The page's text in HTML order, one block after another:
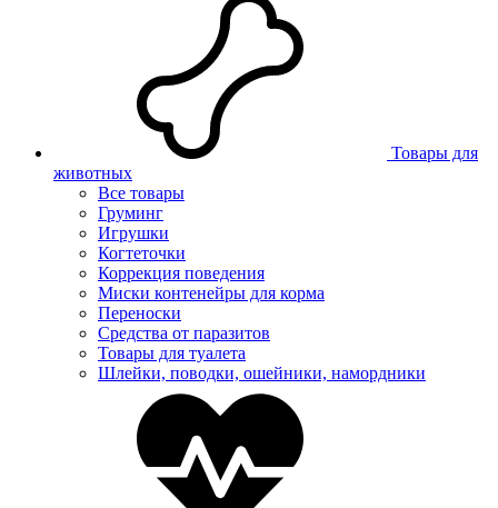
Товары для
животных
Все товары
Груминг
Игрушки
Когтеточки
Коррекция поведения
Миски контенейры для корма
Переноски
Средства от паразитов
Товары для туалета
Шлейки, поводки, ошейники, намордники